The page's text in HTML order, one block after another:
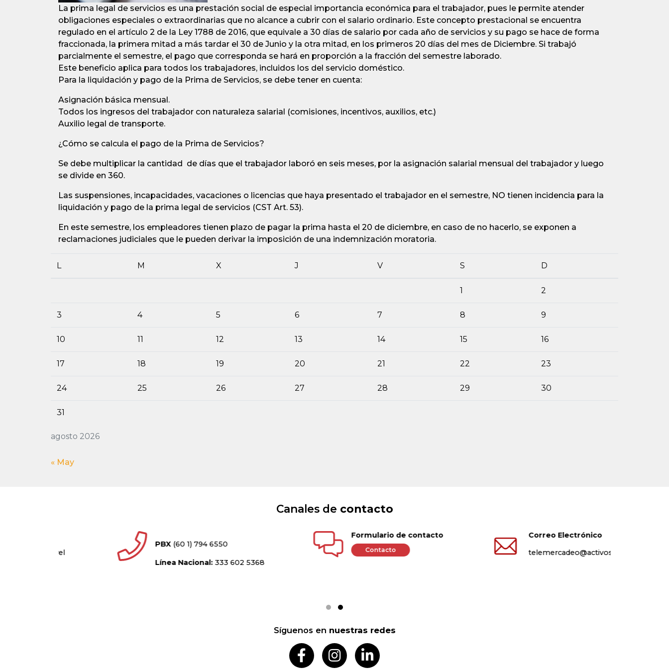
La prima legal de servicios es una prestación social de especial importancia económica para el trabajador, pues le permite atender
obligaciones especiales o extraordinarias que no alcance a cubrir con el salario ordinario. Este concepto prestacional se encuentra
regulado en el artículo 2 de la Ley 1788 de 2016, que equivale a 30 días de salario por cada año de servicios y su pago se hace de forma
fraccionada, la primera mitad a más tardar el 30 de Junio y la otra mitad, en los primeros 20 días del mes de Diciembre. Si trabajó
parcialmente el semestre, el pago que corresponda se hará en proporción a la fracción del semestre laborado.
Este beneficio aplica para todos los trabajadores, incluidos los del servicio doméstico.
Para la liquidación y pago de la Prima de Servicios, se debe tener en cuenta:
Asignación básica mensual.
Todos los ingresos del trabajador con naturaleza salarial (comisiones, incentivos, auxilios, etc.)
Auxilio legal de transporte.
¿Cómo se calcula el pago de la Prima de Servicios?
Se debe multiplicar la cantidad de días que el trabajador laboró en seis meses, por la asignación salarial mensual del trabajador y luego
se divide en 360.
Las suspensiones, incapacidades, vacaciones o licencias que haya presentado el trabajador en el semestre, NO tienen incidencia para la
liquidación y pago de la prima legal de servicios (CST Art. 53).
En este semestre, los empleadores tienen plazo de pagar la prima hasta el 20 de diciembre, en caso de no hacerlo, se exponen a
reclamaciones judiciales que le pueden derivar la imposición de una indemnización moratoria.
agosto 2026
L M X J V S D
1 2
3 4 5 6 7 8 9
10 11 12 13 14 15 16
17 18 19 20 21 22 23
24 25 26 27 28 29 30
31
« May
Canales de contacto
(60 1) 794 6550
Línea Nacional:333 602 5368
Formulario de contacto
Contacto
Correo Electrónico
telemercadeo@activos.com.co
Síguenos en nuestras redes